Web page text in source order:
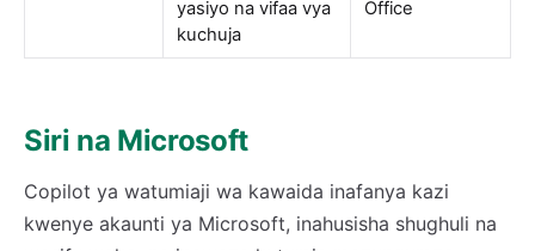
yasiyo na vifaa vya
kuchuja
Office
Siri na Microsoft
Copilot ya watumiaji wa kawaida inafanya kazi
kwenye akaunti ya Microsoft, inahusisha shughuli na